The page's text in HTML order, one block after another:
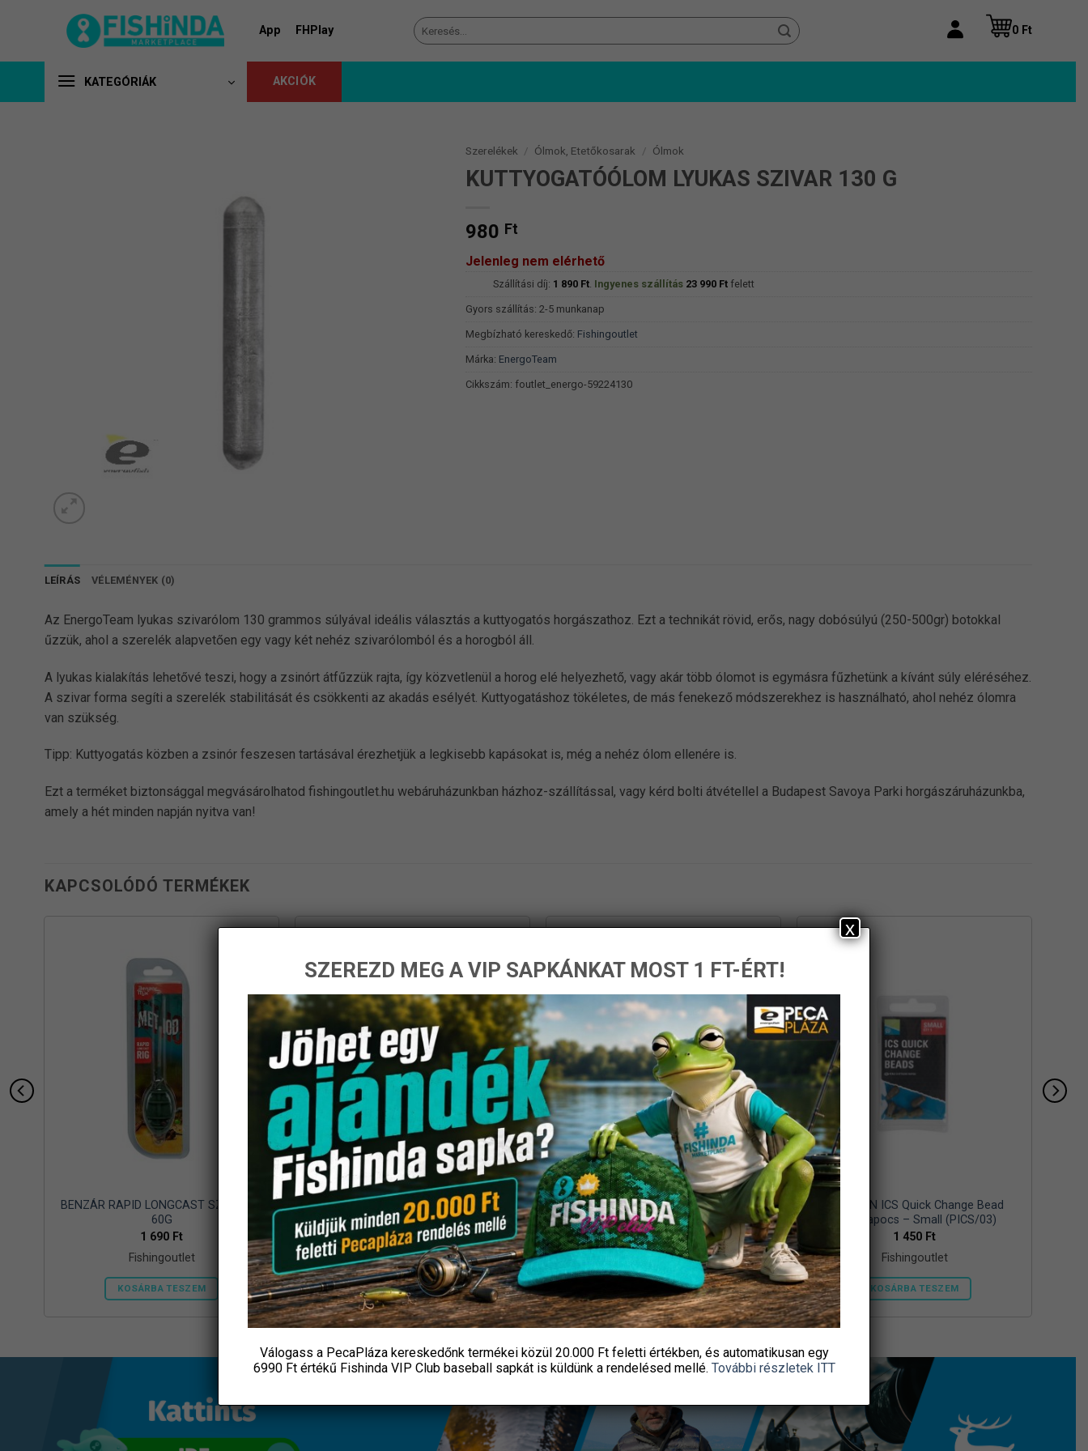
App FHPlay
Keresés
a
0 Ft
KATEGÓRIÁK AKCIÓK
Szerelékek / Ólmok, Etetőkosarak / Ólmok
KUTTYOGATÓÓLOM LYUKAS SZIVAR 130 G
980 Ft
Jelenleg nem elérhető
Szállítási díj: 1 890 Ft. Ingyenes szállítás 23 990 Ftfelett
Gyors szállítás: 2-5 munkanap
Megbízható kereskedő: Fishingoutlet
Márka: EnergoTeam
Cikkszám: foutlet_energo-59224130
LEÍRÁS VÉLEMÉNYEK (0)
Az EnergoTeam lyukas szivarólom 130 grammos súlyával ideális választás a kuttyogatós horgászathoz. Ezt a technikát rövid, erős, nagy dobósúlyú (250-500gr) botokkal
űzzük, ahol a szerelék alapvetően egy vagy két nehéz szivarólomból és a horogból áll.
A lyukas kialakítás lehetővé teszi, hogy a zsinórt átfűzzük rajta, így közvetlenül a horog elé helyezhető, vagy akár több ólomot is egymásra fűzhetünk a kívánt súly eléréséhez.
A szivar forma segíti a szerelék stabilitását és csökkenti az akadás esélyét. Kuttyogatáshoz tökéletes, de más fenekező módszerekhez is használható, ahol nehéz ólomra
van szükség.
Tipp: Kuttyogatás közben a zsinór feszesen tartásával érezhetjük a legkisebb kapásokat is, még a nehéz ólom ellenére is.
Ezt a terméket biztonsággal megvásárolhatod fishingoutlet.hu webáruházunkban házhoz-szállítással, vagy kérd bolti átvétellel a Budapest Savoya Parki horgászáruházunkba,
amely a hét minden napján nyitva van!
KAPCSOLÓDÓ TERMÉKEK
BENZÁR RAPID LONGCAST SZERELÉK
60G
1 690 Ft
Fishingoutlet
KOSÁRBA TESZEM
Gyűrű UKWLSG 40# Long Leg
2 590Ft
Fishingoutlet
KOSÁRBA TESZEM
MARUTO HOROG 2267 1 BLACK NICKEL
10DB/CS
550Ft
Fishingoutlet
KOSÁRBA TESZEM
PRESTON ICS Quick Change Bead
gyorskapocs – Small (PICS/03)
1 450 Ft
Fishingoutlet
KOSÁRBA TESZEM
SZEREZD MEG A VIP SAPKÁNKAT MOST 1 FT-ÉRT!
Válogass a PecaPláza kereskedőnk termékei közül 20.000 Ft felettiértékben, és automatikusan egy
6990 Ft értékű Fishinda VIP Club baseball sapkátis küldünk a rendelésed mellé. További részletek ITT
x